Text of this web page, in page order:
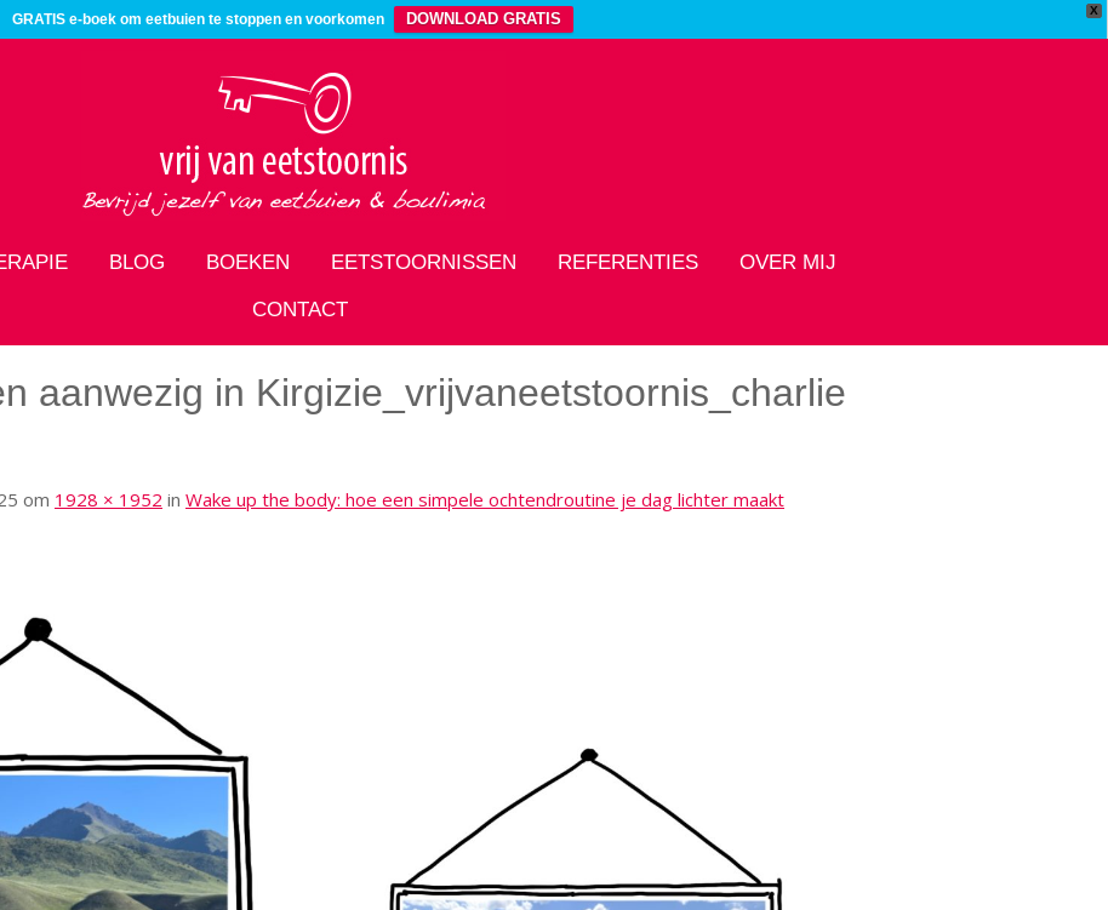
X
GRATIS e-boek om eetbuien te stoppen en voorkomen DOWNLOAD GRATIS
BLOG BOEKEN EETSTOORNISSEN REFERENTIES OVER MIJ
CONTACT
aanwezig in Kirgizie_vrijvaneetstoornis_charlie
om 1928 × 1952 in Wake up the body: hoe een simpele ochtendroutine je dag lichter maakt